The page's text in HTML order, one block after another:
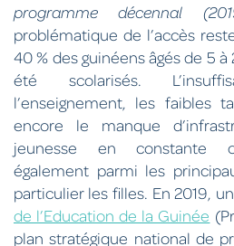
programme décennal
problématique de l’accès
40 % des guinéens âgés de 5 à
été scolarisés.
l’enseignement, les faibles
encore le manque
jeunesse en constante
également parmi les
particulier les filles. En 2019, un
de l’Education de la Guinée
plan stratégique national de